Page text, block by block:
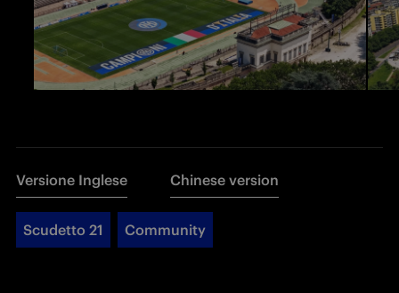
Versione Inglese Chinese version
Scudetto 21 Community